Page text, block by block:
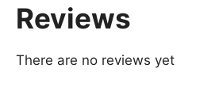
Reviews
There are no reviews yet